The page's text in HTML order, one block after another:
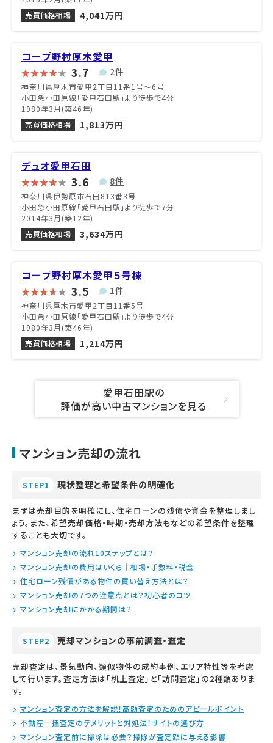
売買価格相場
4,041万円
コープ野村厚木愛甲
3.7 2件
神奈川県厚木市愛甲2丁目11番1号〜6号
小田急小田原線「愛甲石田駅」より徒歩で4分
1980年3月(築46年)
売買価格相場
1,813万円
デュオ愛甲石田
3.6 8件
神奈川県伊勢原市石田813番3号
小田急小田原線「愛甲石田駅」より徒歩で7分
2014年3月(築12年)
売買価格相場
3,634万円
コープ野村厚木愛甲５号棟
3.5 1件
神奈川県厚木市愛甲2丁目11番5号
小田急小田原線「愛甲石田駅」より徒歩で4分
1980年3月(築46年)
売買価格相場
1,214万円
愛甲石田駅の
評価が高い中古マンションを見る
マンション売却の流れ
STEP1 現状整理と希望条件の明確化
まずは売却目的を明確にし、住宅ローンの残債や資金を整理しまし
ょう。また、希望売却価格・時期・売却方法もなどの希望条件を整理
することも大切です。
マンション売却の流れ10ステップとは？
マンション売却の費用はいくら｜相場・手数料・税金
住宅ローン残債がある物件の買い替え方法とは？
マンション売却の7つの注意点とは？初心者のコツ
マンション売却にかかる期間は？
STEP2 売却マンションの事前調査・査定
売却査定は、景気動向、類似物件の成約事例、エリア特性等を考慮
して行います。査定方法は「机上査定」と「訪問査定」の2種類ありま
す。
マンション査定の方法を解説！高額査定のためのアピールポイント
不動産一括査定のデメリットと対処法！サイトの選び方
マンション査定前に掃除は必要？掃除が査定額に与える影響